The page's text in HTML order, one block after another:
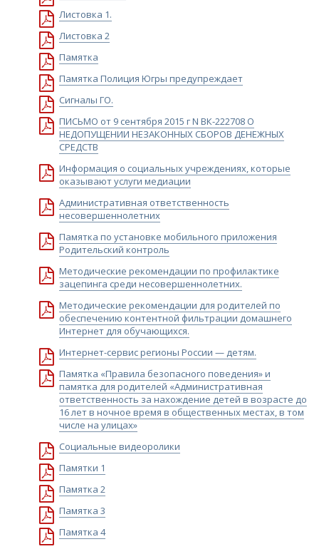
Листовка 1.
Листовка 2
Памятка
Памятка Полиция Югры предупреждает
Сигналы ГО.
ПИСЬМО от 9 сентября 2015 г N ВК-222708 О
НЕДОПУЩЕНИИ НЕЗАКОННЫХ СБОРОВ ДЕНЕЖНЫХ
СРЕДСТВ
Информация о социальных учреждениях, которые
оказывают услуги медиации
Административная ответственность
несовершеннолетних
Памятка по установке мобильного приложения
Родительский контроль
Методические рекомендации по профилактике
зацепинга среди несовершеннолетних.
Методические рекомендации для родителей по
обеспечению контентной фильтрации домашнего
Интернет для обучающихся.
Интернет-сервис регионы России — детям.
Памятка «Правила безопасного поведения» и
памятка для родителей «Административная
ответственность за нахождение детей в возрасте до
16 лет в ночное время в общественных местах, в том
числе на улицах»
Социальные видеоролики
Памятки 1
Памятка 2
Памятка 3
Памятка 4